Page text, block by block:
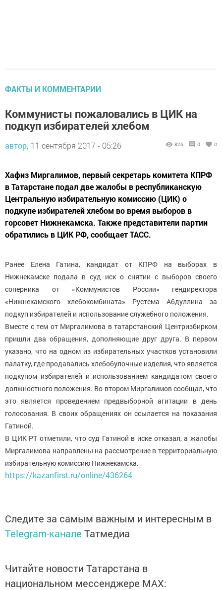
ФАКТЫ И КОММЕНТАРИИ
Коммунисты пожаловались в ЦИК на
подкуп избирателей хлебом
автор, 11 сентября 2017 - 05:26 826 0 0
Хафиз Миргалимов, первый секретарь комитета КПРФ
в Татарстане подал две жалобы в республиканскую
Центральную избирательную комиссию (ЦИК) о
подкупе избирателей хлебом во время выборов в
горсовет Нижнекамска. Также представители партии
обратились в ЦИК РФ, сообщает ТАСС.
Ранее Елена Гатина, кандидат от КПРФ на выборах в
Нижнекамске подала в суд иск о снятии с выборов своего
соперника от «Коммунистов России» гендиректора
«Нижнекамского хлебокомбината» Рустема Абдуллина за
подкуп избирателей и использование служебного положения.
Вместе с тем от Миргалимова в татарстанский Центризбирком
пришли два обращения, дополняющие друг друга. В первом
указано, что на одном из избирательных участков установили
палатку, где продавались хлебобулочные изделия, что является
подкупом избирателей и использованием кандидатом своего
должностного положения. Во втором Миргалимов сообщал, что
это является проведением предвыборной агитации в день
голосования. В своих обращениях он ссылается на показания
Гатиной.
В ЦИК РТ отметили, что суд Гатиной в иске отказал, а жалобы
Миргалимова направлены на рассмотрение в территориальную
избирательную комиссию Нижнекамска.
https://kazanfirst.ru/online/436264
Следите за самым важным и интересным в
Telegram-канале Татмедиа
Читайте новости Татарстана в
национальном мессенджере MАХ: